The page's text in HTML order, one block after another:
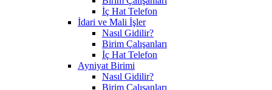
İç Hat Telefon
İdari ve Mali İşler
Nasıl Gidilir?
Birim Çalışanları
İç Hat Telefon
Ayniyat Birimi
Nasıl Gidilir?
Birim Çalışanları